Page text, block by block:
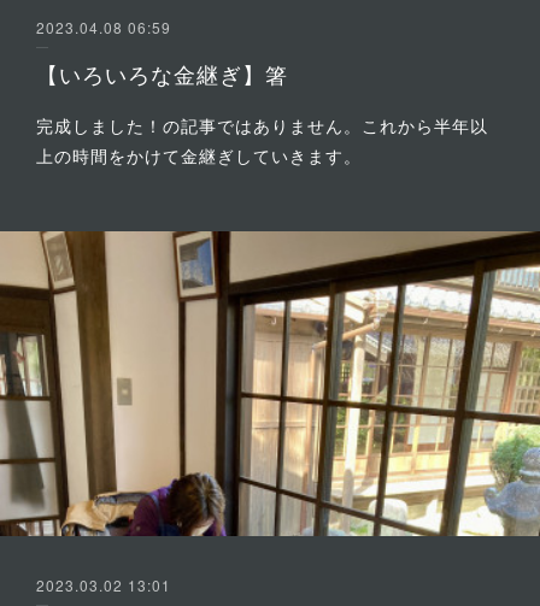
2023.04.08 06:59
【いろいろな金継ぎ】箸
完成しました！の記事ではありません。これから半年以
上の時間をかけて金継ぎしていきます。
2023.03.02 13:01